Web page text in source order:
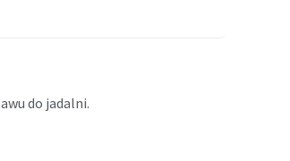
do jadalni.